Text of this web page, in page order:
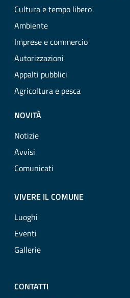
Cultura e tempo libero
Ambiente
Imprese e commercio
Autorizzazioni
Appalti pubblici
Agricoltura e pesca
NOVITÀ
Notizie
Avvisi
Comunicati
VIVERE IL COMUNE
Luoghi
Eventi
Gallerie
CONTATTI